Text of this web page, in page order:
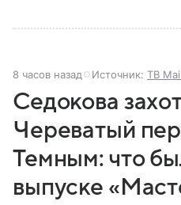
8 часов назад Источник: ТВ Mail
Седокова
Череватый
Темным: что
выпуске